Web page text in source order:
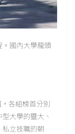
國內大學龍頭
各組榜首分別
大學的暨大、
立技職的朝